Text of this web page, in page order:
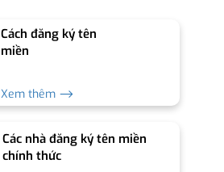
Cách đăng ký tên
miền
Xem thêm ⟶
Các nhà đăng ký tên miền
chính thức